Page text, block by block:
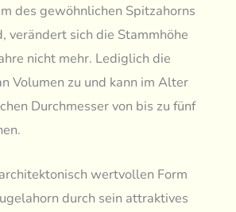
des gewöhnlichen Spitzahorns
verändert sich die Stammhöhe
nicht mehr. Lediglich die
Volumen zu und kann im Alter
Durchmesser von bis zu fünf
wertvollen Form
durch sein attraktives